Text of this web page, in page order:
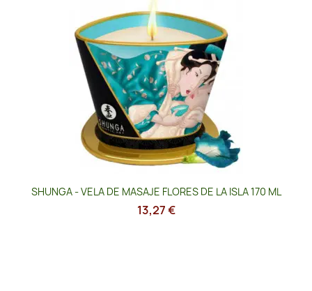
SHUNGA - VELA DE MASAJE FLORES DE LA ISLA 170 ML
13,27 €